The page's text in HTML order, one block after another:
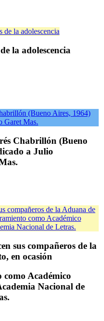
la adolescencia
Chabrillón (Bueno
a Julio
sus compañeros de la
en ocasión
Académico
Nacional de